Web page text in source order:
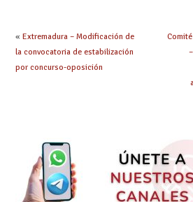
la mayor agilidad
« Extremadura – Modificación de
la convocatoria de estabilización
por concurso-oposición